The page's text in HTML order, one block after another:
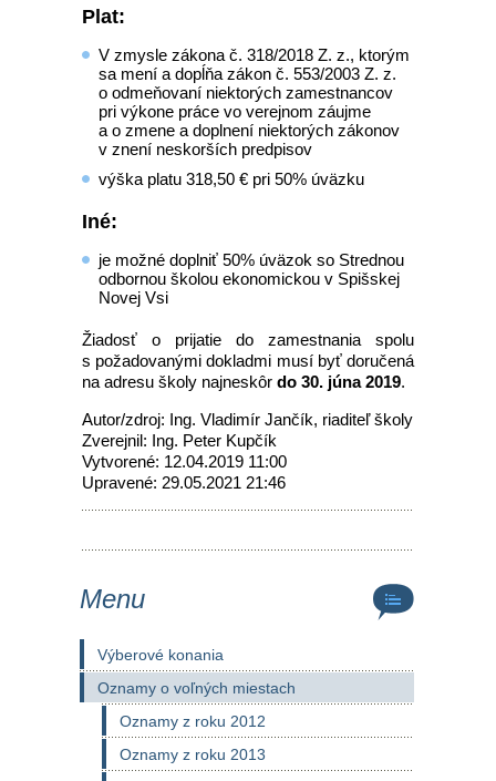
Plat:
V zmysle zákona č. 318/2018 Z. z., ktorým
sa mení a dopĺňa zákon č. 553/2003 Z. z.
o odmeňovaní niektorých zamestnancov
pri výkone práce vo verejnom záujme
a o zmene a doplnení niektorých zákonov
v znení neskorších predpisov
výška platu 318,50 € pri 50% úväzku
Iné:
je možné doplniť 50% úväzok so Strednou
odbornou školou ekonomickou v Spišskej
Novej Vsi
Žiadosť o prijatie do zamestnania spolu
s požadovanými dokladmi musí byť doručená
na adresu školy najneskôr do 30. júna 2019.
Autor/zdroj: Ing. Vladimír Jančík, riaditeľ školy
Zverejnil: Ing. Peter Kupčík
Vytvorené: 12.04.2019 11:00
Upravené: 29.05.2021 21:46
Menu
Výberové konania
Oznamy o voľných miestach
Oznamy z roku 2012
Oznamy z roku 2013